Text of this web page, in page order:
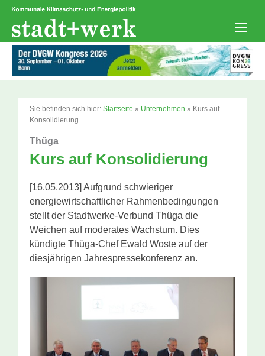
Zum
springen
Sie befinden sich hier: Startseite » Unternehmen » Kurs auf
Konsolidierung
Thüga
Kurs auf Konsolidierung
[16.05.2013] Aufgrund schwieriger
energiewirtschaftlicher Rahmenbedingungen
stellt der Stadtwerke-Verbund Thüga die
Weichen auf moderates Wachstum. Dies
kündigte Thüga-Chef Ewald Woste auf der
diesjährigen Jahrespressekonferenz an.